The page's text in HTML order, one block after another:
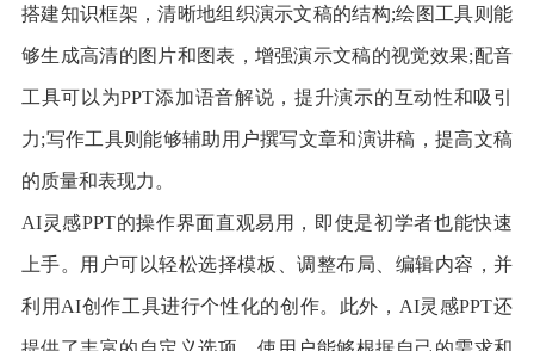
搭建知识框架，清晰地组织演示文稿的结构;绘图工具则能
够生成高清的图片和图表，增强演示文稿的视觉效果;配音
工具可以为PPT添加语音解说，提升演示的互动性和吸引
力;写作工具则能够辅助用户撰写文章和演讲稿，提高文稿
的质量和表现力。
AI灵感PPT的操作界面直观易用，即使是初学者也能快速
上手。用户可以轻松选择模板、调整布局、编辑内容，并
利用AI创作工具进行个性化的创作。此外，AI灵感PPT还